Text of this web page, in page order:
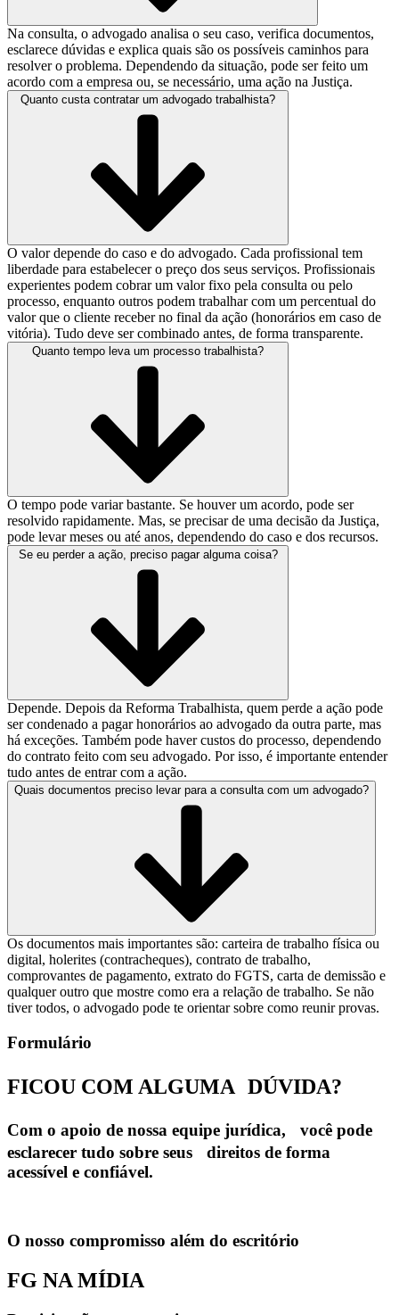
Na consulta, o advogado analisa o seu caso, verifica documentos,
esclarece dúvidas e explica quais são os possíveis caminhos para
resolver o problema. Dependendo da situação, pode ser feito um
acordo com a empresa ou, se necessário, uma ação na Justiça.
Quanto custa contratar um advogado trabalhista?
O valor depende do caso e do advogado. Cada profissional tem
liberdade para estabelecer o preço dos seus serviços. Profissionais
experientes podem cobrar um valor fixo pela consulta ou pelo
processo, enquanto outros podem trabalhar com um percentual do
valor que o cliente receber no final da ação (honorários em caso de
vitória). Tudo deve ser combinado antes, de forma transparente.
Quanto tempo leva um processo trabalhista?
O tempo pode variar bastante. Se houver um acordo, pode ser
resolvido rapidamente. Mas, se precisar de uma decisão da Justiça,
pode levar meses ou até anos, dependendo do caso e dos recursos.
Se eu perder a ação, preciso pagar alguma coisa?
Depende. Depois da Reforma Trabalhista, quem perde a ação pode
ser condenado a pagar honorários ao advogado da outra parte, mas
há exceções. Também pode haver custos do processo, dependendo
do contrato feito com seu advogado. Por isso, é importante entender
tudo antes de entrar com a ação.
Quais documentos preciso levar para a consulta com um advogado?
Os documentos mais importantes são: carteira de trabalho física ou
digital, holerites (contracheques), contrato de trabalho,
comprovantes de pagamento, extrato do FGTS, carta de demissão e
qualquer outro que mostre como era a relação de trabalho. Se não
tiver todos, o advogado pode te orientar sobre como reunir provas.
Formulário
FICOU COM ALGUMA DÚVIDA?
Com o apoio de nossa equipe jurídica, você pode
esclarecer tudo sobre seus direitos de forma
acessível e confiável.
O nosso compromisso além do escritório
FG NA MÍDIA